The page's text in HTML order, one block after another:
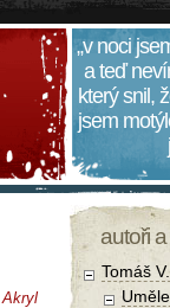
„v noci
a teď
který snil,
jsem
Akryl
autoři
Tomáš